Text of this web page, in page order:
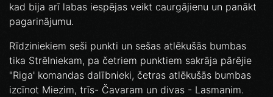
kad bija arī labas iespējas veikt caurgājienu un panākt
pagarinājumu.
Rīdziniekiem seši punkti un sešas atlēkušās bumbas
tika Strēlniekam, pa četriem punktiem sakrāja pārējie
"Riga' komandas dalībnieki, četras atlēkušās bumbas
izcīnot Miezim, trīs- Čavaram un divas - Lasmanim.